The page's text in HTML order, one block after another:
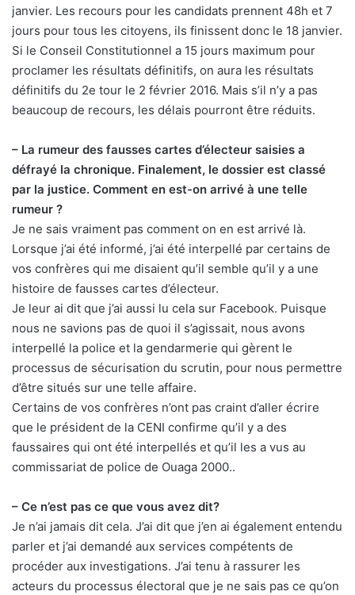
janvier. Les recours pour les candidats prennent 48h et 7
jours pour tous les citoyens, ils finissent donc le 18 janvier.
Si le Conseil Constitutionnel a 15 jours maximum pour
proclamer les résultats définitifs, on aura les résultats
définitifs du 2e tour le 2 février 2016. Mais s’il n’y a pas
beaucoup de recours, les délais pourront être réduits.
– La rumeur des fausses cartes d’électeur saisies a
défrayé la chronique. Finalement, le dossier est classé
par la justice. Comment en est-on arrivé à une telle
rumeur ?
Je ne sais vraiment pas comment on en est arrivé là.
Lorsque j’ai été informé, j’ai été interpellé par certains de
vos confrères qui me disaient qu’il semble qu’il y a une
histoire de fausses cartes d’électeur.
Je leur ai dit que j’ai aussi lu cela sur Facebook. Puisque
nous ne savions pas de quoi il s’agissait, nous avons
interpellé la police et la gendarmerie qui gèrent le
processus de sécurisation du scrutin, pour nous permettre
d’être situés sur une telle affaire.
Certains de vos confrères n’ont pas craint d’aller écrire
que le président de la CENI confirme qu’il y a des
faussaires qui ont été interpellés et qu’il les a vus au
commissariat de police de Ouaga 2000..
– Ce n’est pas ce que vous avez dit?
Je n’ai jamais dit cela. J’ai dit que j’en ai également entendu
parler et j’ai demandé aux services compétents de
procéder aux investigations. J’ai tenu à rassurer les
acteurs du processus électoral que je ne sais pas ce qu’on